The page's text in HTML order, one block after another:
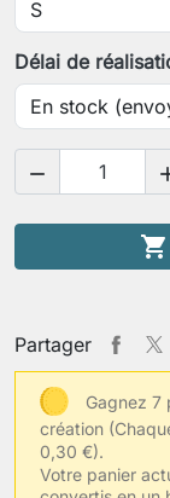
Délai de


Partager
Gagnez 7
création
0,30 €).
Votre panier